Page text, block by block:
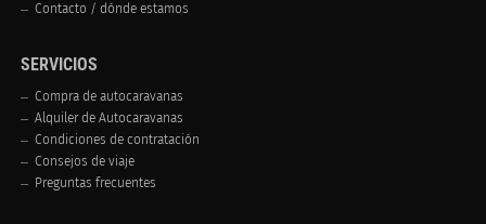
Contacto / dónde estamos
SERVICIOS
Compra de autocaravanas
Alquiler de Autocaravanas
Condiciones de contratación
Consejos de viaje
Preguntas frecuentes